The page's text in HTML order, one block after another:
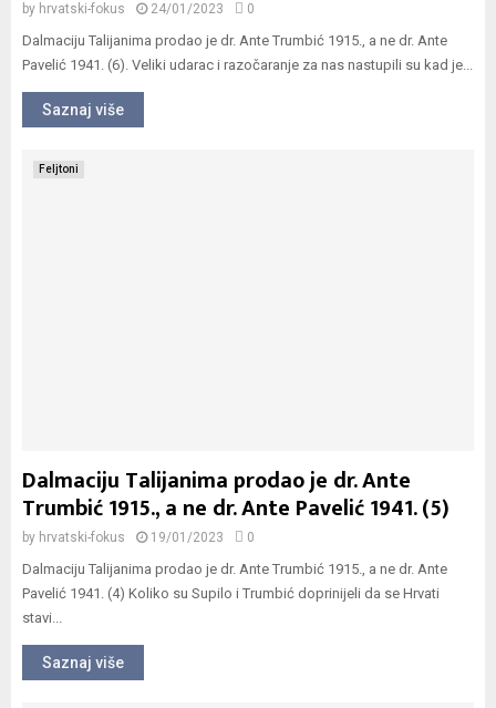
by hrvatski-fokus 24/01/2023 0
Dalmaciju Talijanima prodao je dr. Ante Trumbić 1915., a ne dr. Ante
Pavelić 1941. (6). Veliki udarac i razočaranje za nas nastupili su kad je...
Saznaj više
Feljtoni
Dalmaciju Talijanima prodao je dr. Ante
Trumbić 1915., a ne dr. Ante Pavelić 1941. (5)
by hrvatski-fokus 19/01/2023 0
Dalmaciju Talijanima prodao je dr. Ante Trumbić 1915., a ne dr. Ante
Pavelić 1941. (4) Koliko su Supilo i Trumbić doprinijeli da se Hrvati
stavi...
Saznaj više